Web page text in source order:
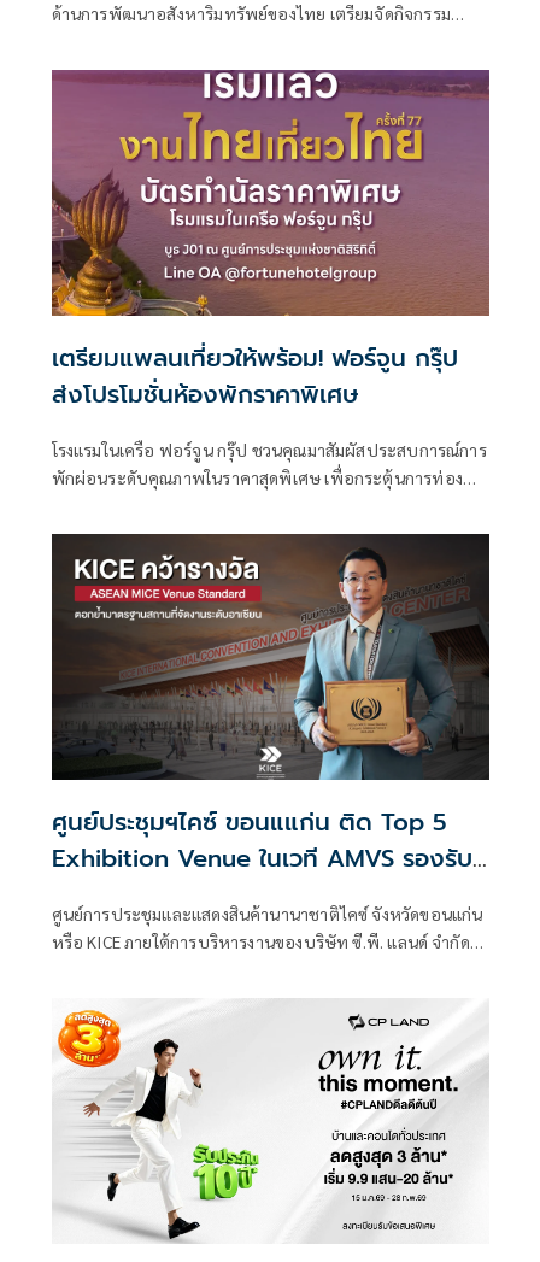
ด้านการพัฒนาอสังหาริมทรัพย์ของไทย เตรียมจัดกิจกรรม
Khon Kaen (โซแอนด์ ขอนแก่น) คอนโดมิเนียมใจกลางขอนแก่น
ที่ออกแบบมาเพื่อคนรุ่นใหม่ที่มองหาพื้นที่ใช้ชีวิตในแบบของ
เตรียมแพลนเที่ยวให้พร้อม! ฟอร์จูน กรุ๊ป
ส่งโปรโมชั่นห้องพักราคาพิเศษ
โรงแรมในเครือ ฟอร์จูน กรุ๊ป ชวนคุณมาสัมผัสประสบการณ์การ
พักผ่อนระดับคุณภาพในราคาสุดพิเศษ เพื่อกระตุ้นการท่อง
ศูนย์ประชุมฯไคซ์ ขอนแแก่น ติด Top 5
Exhibition Venue ในเวที AMVS รองรับ
ศูนย์การประชุมและแสดงสินค้านานาชาติไคซ์ จังหวัดขอนแก่น
หรือ KICE ภายใต้การบริหารงานของบริษัท ซี.พี. แลนด์ จำกัด
งานอาเซียน ASEAN MICE Venue Standard (AMVS) และได้รับ
การประกาศผลบนเวที ASEAN Tourism Standards Awards
2026 ซึ่งจัดขึ้นโดยกระทรวงการท่องเที่ยวแห่งสาธารณรัฐ
ฟิลิปปินส์ ภายใต้ชื่องาน ASEAN